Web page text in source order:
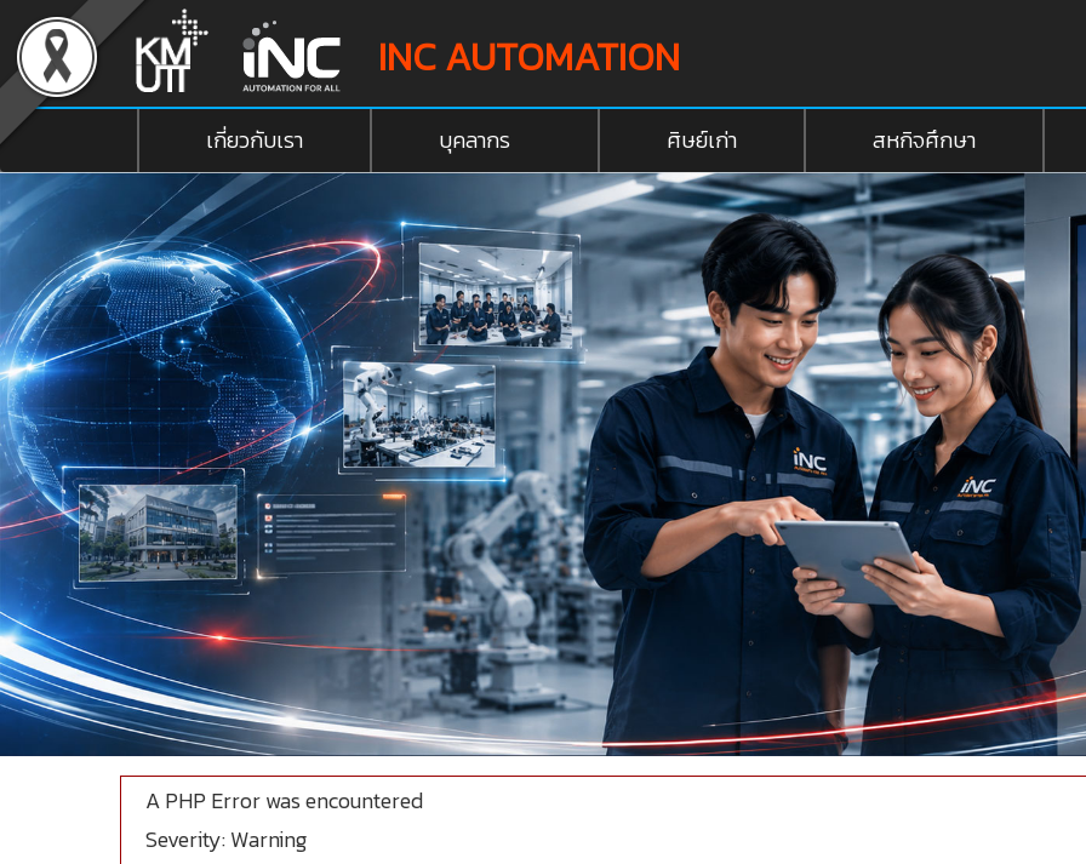
INC AUTOMATION
เกี่ยวกับเรา บุคลากร ศิษย์เก่า สหกิจศึกษา
A PHP Error was encountered
Severity: Warning